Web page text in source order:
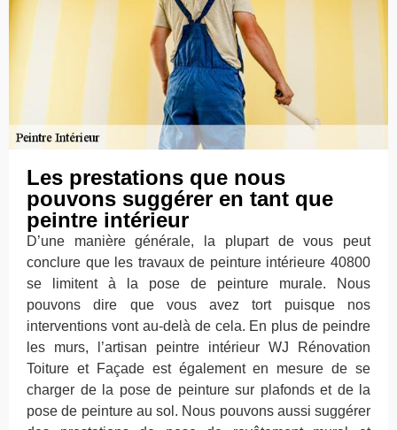
Les prestations que nous
pouvons suggérer en tant que
peintre intérieur
D’une manière générale, la plupart de vous peut
conclure que les travaux de peinture intérieure 40800
se limitent à la pose de peinture murale. Nous
pouvons dire que vous avez tort puisque nos
interventions vont au-delà de cela. En plus de peindre
les murs, l’artisan peintre intérieur WJ Rénovation
Toiture et Façade est également en mesure de se
charger de la pose de peinture sur plafonds et de la
pose de peinture au sol. Nous pouvons aussi suggérer